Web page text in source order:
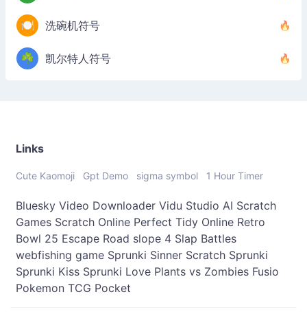
🍽️ 洗碗机符号
☘️ 凯尔特人符号
Links
Cute Kaomoji Gpt Demo sigma symbol 1 Hour Timer
Bluesky Video Downloader Vidu Studio AI Scratch
Games Scratch Online Perfect Tidy Online Retro
Bowl 25 Escape Road slope 4 Slap Battles
webfishing game Sprunki Sinner Scratch Sprunki
Sprunki Kiss Sprunki Love Plants vs Zombies Fusio
Pokemon TCG Pocket